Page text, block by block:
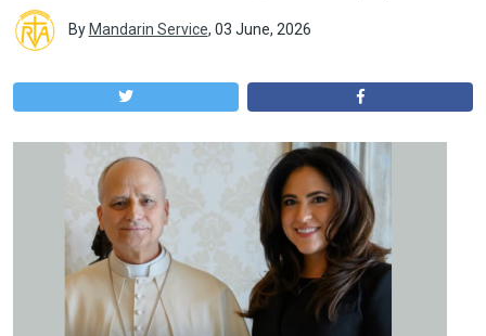
By Mandarin Service, 03 June, 2026